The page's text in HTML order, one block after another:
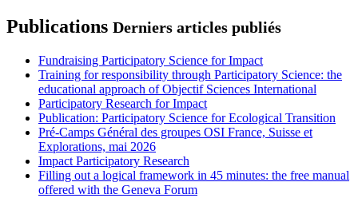
Publications Derniers articles publiés
Fundraising Participatory Science for Impact
Training for responsibility through Participatory Science: the
educational approach of Objectif Sciences International
Participatory Research for Impact
Publication: Participatory Science for Ecological Transition
Pré-Camps Général des groupes OSI France, Suisse et
Explorations, mai 2026
Impact Participatory Research
Filling out a logical framework in 45 minutes: the free manual
offered with the Geneva Forum